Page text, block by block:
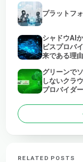
プラットフ
シャドウAI
ビスプロバ
来である理由
グリーンで
しないクラ
プロバイダ
RELATED POSTS